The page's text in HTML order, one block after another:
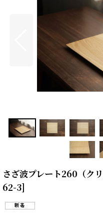
さざ波プレート260（
62-3]